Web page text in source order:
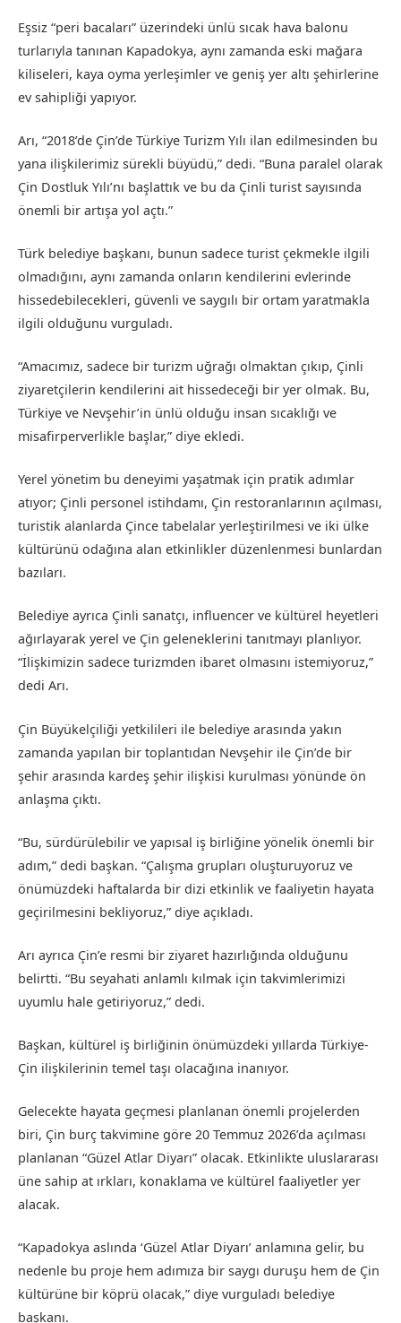
Eşsiz “peri bacaları” üzerindeki ünlü sıcak hava balonu
turlarıyla tanınan Kapadokya, aynı zamanda eski mağara
kiliseleri, kaya oyma yerleşimler ve geniş yer altı şehirlerine
ev sahipliği yapıyor.
Arı, “2018’de Çin’de Türkiye Turizm Yılı ilan edilmesinden bu
yana ilişkilerimiz sürekli büyüdü,” dedi. “Buna paralel olarak
Çin Dostluk Yılı’nı başlattık ve bu da Çinli turist sayısında
önemli bir artışa yol açtı.”
Türk belediye başkanı, bunun sadece turist çekmekle ilgili
olmadığını, aynı zamanda onların kendilerini evlerinde
hissedebilecekleri, güvenli ve saygılı bir ortam yaratmakla
ilgili olduğunu vurguladı.
“Amacımız, sadece bir turizm uğrağı olmaktan çıkıp, Çinli
ziyaretçilerin kendilerini ait hissedeceği bir yer olmak. Bu,
Türkiye ve Nevşehir’in ünlü olduğu insan sıcaklığı ve
misafirperverlikle başlar,” diye ekledi.
Yerel yönetim bu deneyimi yaşatmak için pratik adımlar
atıyor; Çinli personel istihdamı, Çin restoranlarının açılması,
turistik alanlarda Çince tabelalar yerleştirilmesi ve iki ülke
kültürünü odağına alan etkinlikler düzenlenmesi bunlardan
bazıları.
Belediye ayrıca Çinli sanatçı, influencer ve kültürel heyetleri
ağırlayarak yerel ve Çin geleneklerini tanıtmayı planlıyor.
“İlişkimizin sadece turizmden ibaret olmasını istemiyoruz,”
dedi Arı.
Çin Büyükelçiliği yetkilileri ile belediye arasında yakın
zamanda yapılan bir toplantıdan Nevşehir ile Çin’de bir
şehir arasında kardeş şehir ilişkisi kurulması yönünde ön
anlaşma çıktı.
“Bu, sürdürülebilir ve yapısal iş birliğine yönelik önemli bir
adım,” dedi başkan. “Çalışma grupları oluşturuyoruz ve
önümüzdeki haftalarda bir dizi etkinlik ve faaliyetin hayata
geçirilmesini bekliyoruz,” diye açıkladı.
Arı ayrıca Çin’e resmi bir ziyaret hazırlığında olduğunu
belirtti. “Bu seyahati anlamlı kılmak için takvimlerimizi
uyumlu hale getiriyoruz,” dedi.
Başkan, kültürel iş birliğinin önümüzdeki yıllarda Türkiye-
Çin ilişkilerinin temel taşı olacağına inanıyor.
Gelecekte hayata geçmesi planlanan önemli projelerden
biri, Çin burç takvimine göre 20 Temmuz 2026’da açılması
planlanan “Güzel Atlar Diyarı” olacak. Etkinlikte uluslararası
üne sahip at ırkları, konaklama ve kültürel faaliyetler yer
alacak.
“Kapadokya aslında ‘Güzel Atlar Diyarı’ anlamına gelir, bu
nedenle bu proje hem adımıza bir saygı duruşu hem de Çin
kültürüne bir köprü olacak,” diye vurguladı belediye
başkanı.